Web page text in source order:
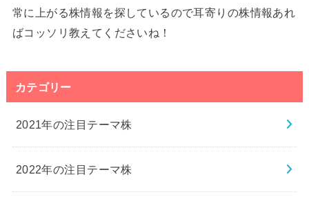
常に上がる株情報を探しているので耳寄りの株情報あれ
ばコッソリ教えてくださいね！
カテゴリー
2021年の注目テーマ株
2022年の注目テーマ株